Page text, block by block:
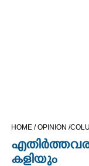
HOME /OPINION /
കളിയും